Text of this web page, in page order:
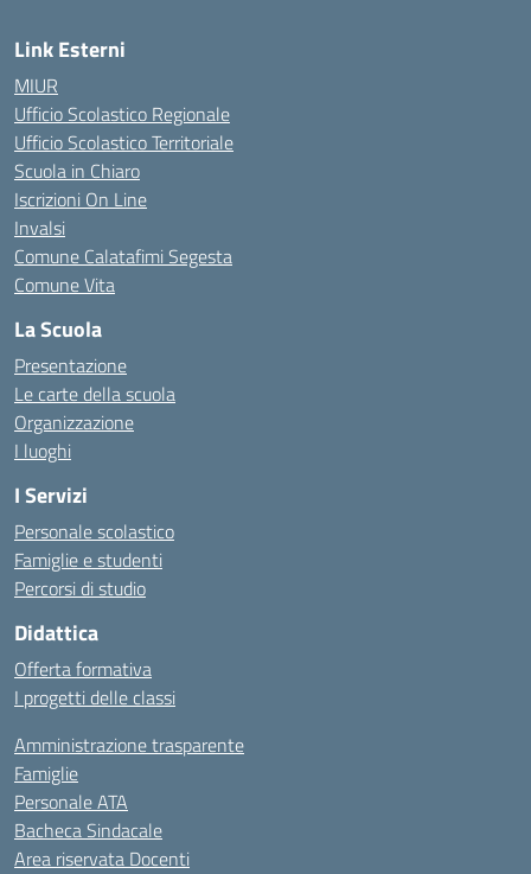
Link Esterni
MIUR
Ufficio Scolastico Regionale
Ufficio Scolastico Territoriale
Scuola in Chiaro
Iscrizioni On Line
Invalsi
Comune Calatafimi Segesta
Comune Vita
La Scuola
Presentazione
Le carte della scuola
Organizzazione
I luoghi
I Servizi
Personale scolastico
Famiglie e studenti
Percorsi di studio
Didattica
Offerta formativa
I progetti delle classi
Amministrazione trasparente
Famiglie
Personale ATA
Bacheca Sindacale
Area riservata Docenti